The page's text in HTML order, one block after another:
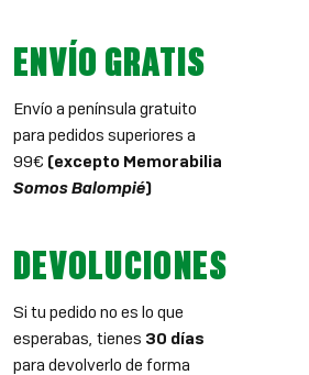
ENVÍO GRATIS
Envío a península gratuito
para pedidos superiores a
99€ (excepto Memorabilia
Somos Balompié)
DEVOLUCIONES
Si tu pedido no es lo que
esperabas, tienes 30 días
para devolverlo de forma